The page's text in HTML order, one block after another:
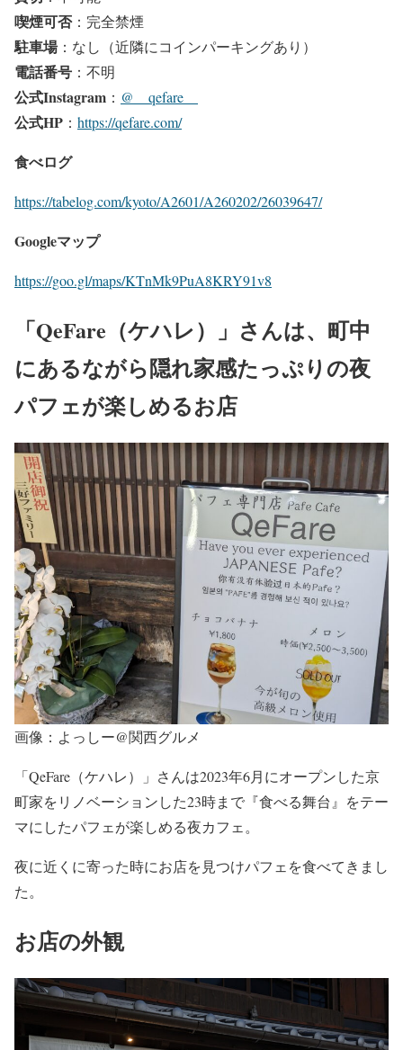
喫煙可否：完全禁煙
駐車場：なし（近隣にコインパーキングあり）
電話番号 ：不明
公式Instagram ： @__qefare__
公式HP ： https://qefare.com/
食べログ
https://tabelog.com/kyoto/A2601/A260202/26039647/
Googleマップ
https://goo.gl/maps/KTnMk9PuA8KRY91v8
「QeFare（ケハレ）」さんは、町中
にあるながら隠れ家感たっぷりの夜
パフェが楽しめるお店
画像：よっしー@関西グルメ
「QeFare（ケハレ）」さんは2023年6月にオープンした京
町家をリノベーションした23時まで『食べる舞台』をテー
マにしたパフェが楽しめる夜カフェ。
夜に近くに寄った時にお店を見つけパフェを食べてきまし
た。
お店の外観